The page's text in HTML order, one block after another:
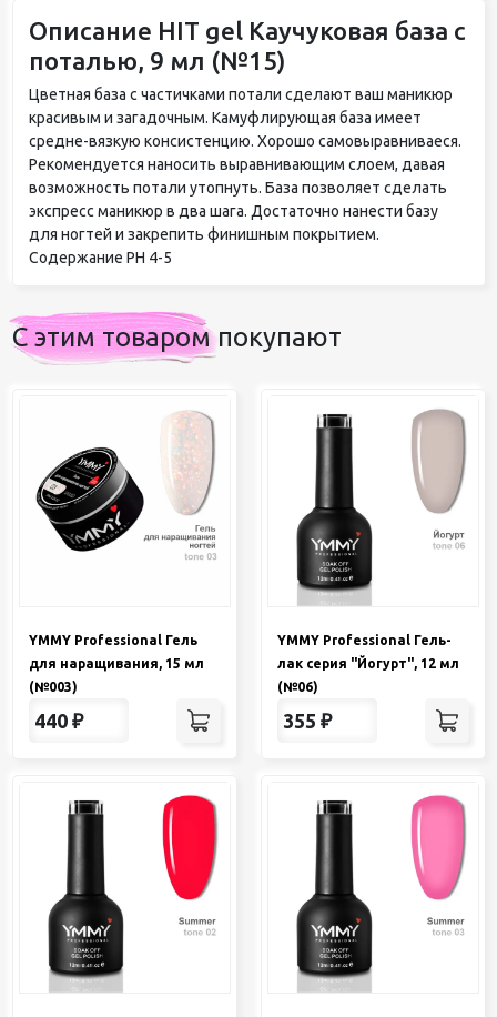
Описание HIT gel Каучуковая база с
поталью, 9 мл (№15)
Цветная база c частичками потали сделают ваш маникюр
красивым и загадочным. Камуфлирующая база имеет
средне-вязкую консистенцию. Хорошо самовыравниваеся.
Рекомендуется наносить выравнивающим слоем, давая
возможность потали утопнуть. База позволяет сделать
экспресс маникюр в два шага. Достаточно нанести базу
для ногтей и закрепить финишным покрытием.
Содержание РН 4-5
С этим товаром покупают
YMMY Professional Гель
для наращивания, 15 мл
(№003)
440 ₽
YMMY Professional Гель-
лак серия "Йогурт", 12 мл
(№06)
355 ₽